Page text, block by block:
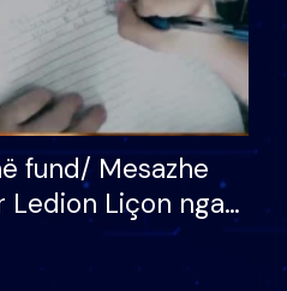
fund/ Mesazhe
Liçon nga
tij, moderatori
Nuk meritoj…